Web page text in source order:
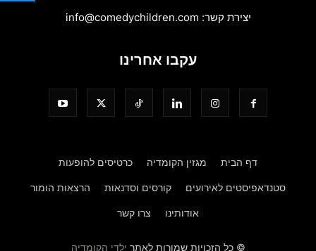
יצירת קשר: info@comedychildren.com
עקבו אחרינו
דף הבית מגזין הקומדיה כרטיסים להופעות
סטנדאפיסטים לאירועים קורסים וסדנאות הרצאות הומור
אודותינו צרו קשר
© כל הזכויות שמורות לאתר ילדי הקומדיה